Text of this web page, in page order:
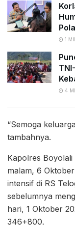
1
4
“Semoga
tambahnya.
Kapolres Boyolali
malam, 6
intensif di RS
sebelumnya
hari, 1 Oktober
346+800.